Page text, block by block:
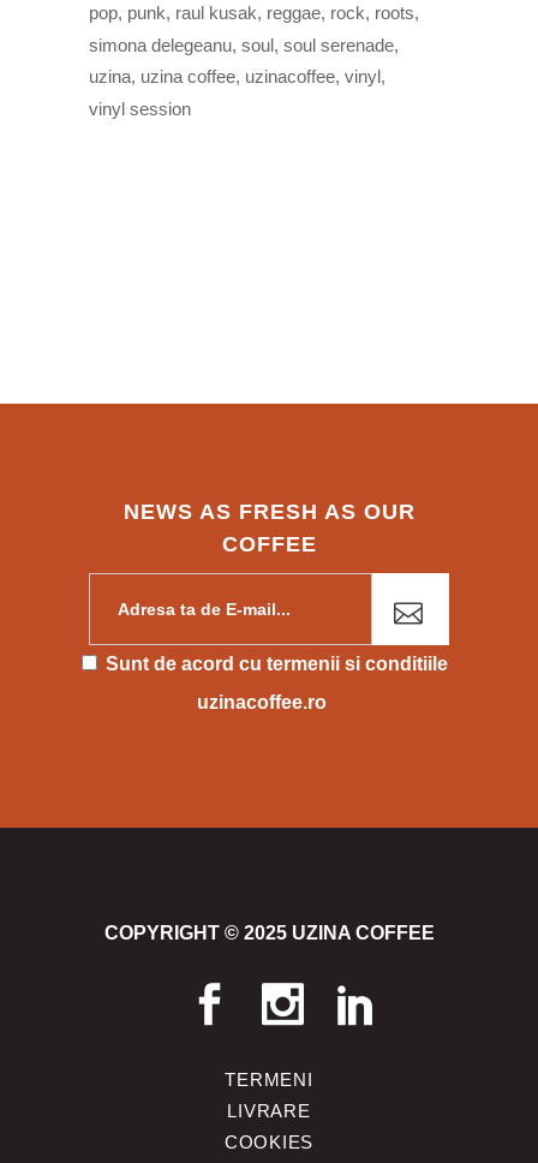
pop punk raul kusak reggae rock roots
simona delegeanu soul soul serenade
uzina uzina coffee uzinacoffee vinyl
vinyl session
NEWS AS FRESH AS OUR
COFFEE
Please leave this field empty.
Sunt de acord cu termenii si conditiile
uzinacoffee.ro
COPYRIGHT © 2025 UZINA COFFEE
TERMENI
LIVRARE
COOKIES